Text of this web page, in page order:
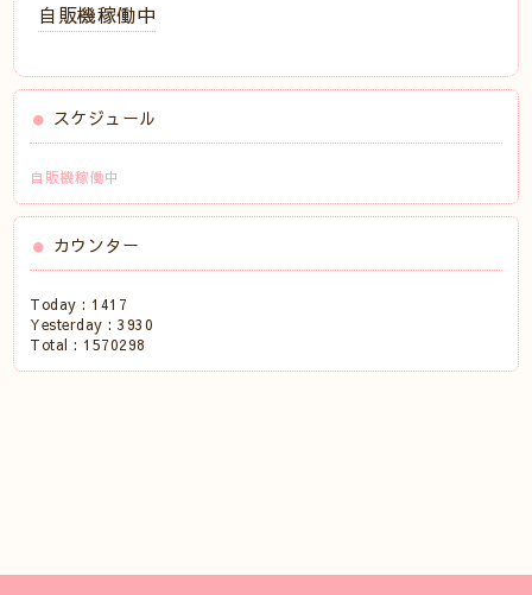
自販機稼働中
スケジュール
自販機稼働中
カウンター
Today : 1417
Yesterday :3930
Total : 1570298